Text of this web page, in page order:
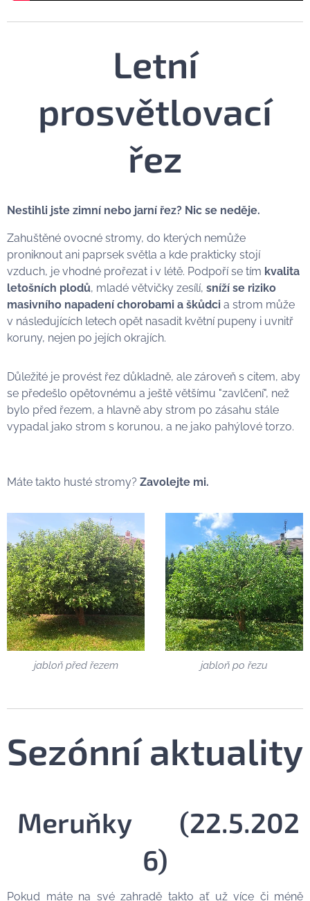
Letní
prosvětlovací
řez
Nestihli jste zimní nebo jarní řez? Nic se neděje.
Zahuštěné ovocné stromy, do kterých nemůže
proniknout ani paprsek světla a kde prakticky stojí
vzduch, je vhodné prořezat i v létě. Podpoří se tím kvalita
letošních plodů, mladé větvičky zesílí, sníží se riziko
masivního napadení chorobami a škůdci a strom může
v následujících letech opět nasadit květní pupeny i uvnitř
koruny, nejen po jejích okrajích.
Důležité je provést řez důkladně, ale zároveň s citem, aby
se předešlo opětovnému a ještě většímu "zavlčení", než
bylo před řezem, a hlavně aby strom po zásahu stále
vypadal jako strom s korunou, a ne jako pahýlové torzo.
Máte takto husté stromy? Zavolejte mi.
jabloň před řezem jabloň po řezu
Sezónní aktuality
Meruňky🍑
(22.5.202
6)
Pokud máte na své zahradě takto ať už více či méně